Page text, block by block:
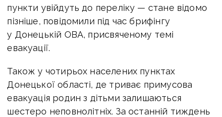
пункти увійдуть до переліку — стане відомо
пізніше, повідомили під час брифінгу
у Донецькій ОВА, присвяченому темі
евакуації.
Також у чотирьох населених пунктах
Донецької області, де триває примусова
евакуація родин з дітьми залишаються
шестеро неповнолітніх. За останній тиждень